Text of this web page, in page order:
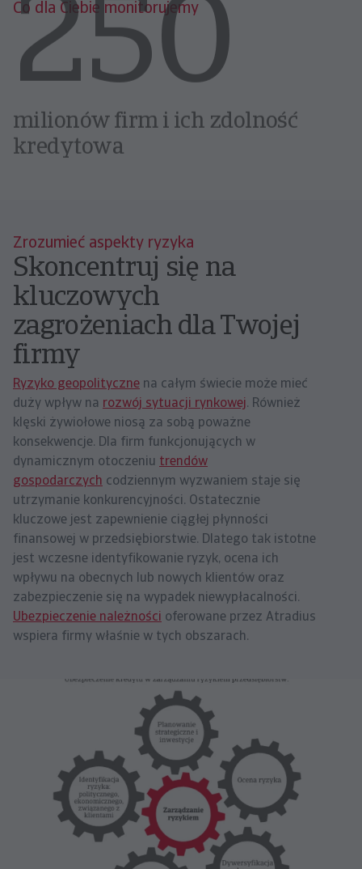
Co dla Ciebie monitorujemy
72%
wszystkich krajów na świecie
Zrozumieć aspekty ryzyka
Skoncentruj się na
kluczowych
zagrożeniach dla Twojej
firmy
Ryzyko geopolityczne na całym świecie może mieć
duży wpływ na rozwój sytuacji rynkowej. Również
klęski żywiołowe niosą za sobą poważne
konsekwencje. Dla firm funkcjonujących w
dynamicznym otoczeniu trendów
gospodarczych codziennym wyzwaniem staje się
utrzymanie konkurencyjności. Ostatecznie
kluczowe jest zapewnienie ciągłej płynności
finansowej w przedsiębiorstwie. Dlatego tak istotne
jest wczesne identyfikowanie ryzyk, ocena ich
wpływu na obecnych lub nowych klientów oraz
zabezpieczenie się na wypadek niewypłacalności.
Ubezpieczenie należności oferowane przez Atradius
wspiera firmy właśnie w tych obszarach.